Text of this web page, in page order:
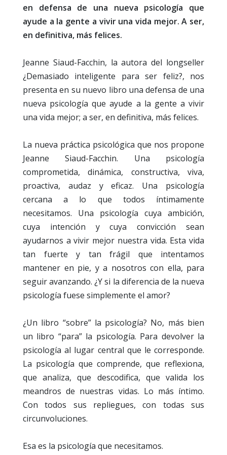
en defensa de una nueva psicología que
ayude a la gente a vivir una vida mejor. A ser,
en definitiva, más felices.
Jeanne Siaud-Facchin, la autora del longseller
¿Demasiado inteligente para ser feliz?, nos
presenta en su nuevo libro una defensa de una
nueva psicología que ayude a la gente a vivir
una vida mejor; a ser, en definitiva, más felices.
La nueva práctica psicológica que nos propone
Jeanne Siaud-Facchin. Una psicología
comprometida, dinámica, constructiva, viva,
proactiva, audaz y eficaz. Una psicología
cercana a lo que todos íntimamente
necesitamos. Una psicología cuya ambición,
cuya intención y cuya convicción sean
ayudarnos a vivir mejor nuestra vida. Esta vida
tan fuerte y tan frágil que intentamos
mantener en pie, y a nosotros con ella, para
seguir avanzando. ¿Y si la diferencia de la nueva
psicología fuese simplemente el amor?
¿Un libro “sobre” la psicología? No, más bien
un libro “para” la psicología. Para devolver la
psicología al lugar central que le corresponde.
La psicología que comprende, que reflexiona,
que analiza, que descodifica, que valida los
meandros de nuestras vidas. Lo más íntimo.
Con todos sus repliegues, con todas sus
circunvoluciones.
Esa es la psicología que necesitamos.